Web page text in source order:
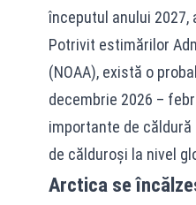
începutul anului
Potrivit estimărilor
(NOAA), există o
decembrie 2026 –
importante de
de călduroși la nivel
Arctica se